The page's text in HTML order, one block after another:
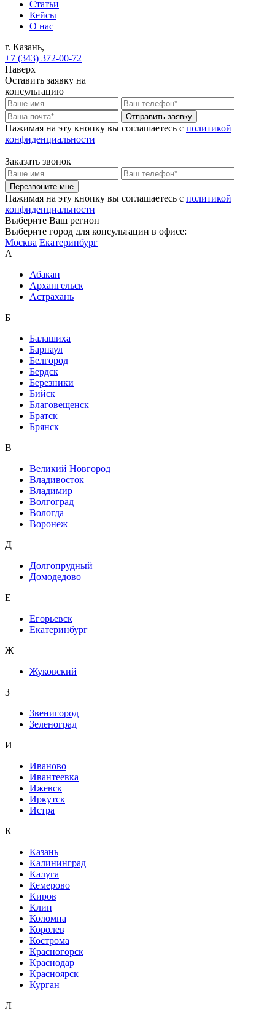
Статьи
Кейсы
О нас
г. Казань,
+7 (343) 372-00-72
Наверх
Оставить заявку на
консультацию
Отправить заявку
Нажимая на эту кнопку вы соглашаетесь c политикой
конфиденциальности
Заказать звонок
Перезвоните мне
Нажимая на эту кнопку вы соглашаетесь c политикой
конфиденциальности
Выберите Ваш регион
Выберите город для консультации в офисе:
Москва Екатеринбург
А
Абакан
Архангельск
Астрахань
Б
Балашиха
Барнаул
Белгород
Бердск
Березники
Бийск
Благовещенск
Братск
Брянск
В
Великий Новгород
Владивосток
Владимир
Волгоград
Вологда
Воронеж
Д
Долгопрудный
Домодедово
Е
Егорьевск
Екатеринбург
Ж
Жуковский
З
Звенигород
Зеленоград
И
Иваново
Ивантеевка
Ижевск
Иркутск
Истра
К
Казань
Калининград
Калуга
Кемерово
Киров
Клин
Коломна
Королев
Кострома
Красногорск
Краснодар
Красноярск
Курган
Л